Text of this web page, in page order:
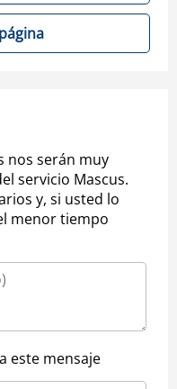
nos serán muy
servicio Mascus.
y, si usted lo
menor tiempo
este mensaje